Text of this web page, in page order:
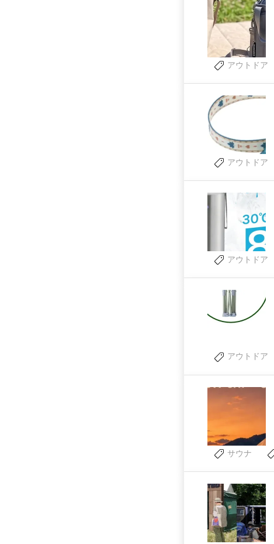
アウトドア
アウトドア
アウトドア
アウトドア
サウナ